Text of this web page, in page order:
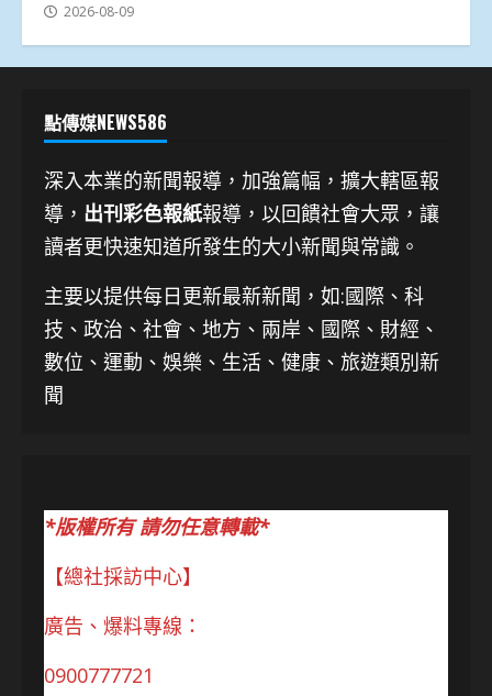
2026-08-09
點傳媒NEWS586
深入本業的新聞報導，加強篇幅，擴大轄區報
導， 出刊彩色報紙報導，以回饋社會大眾，讓
讀者更快速知道所發生的大小新聞與常識。
主要以提供每日更新最新新聞 ，如:國際、科
技、 政治、社會、地方、兩岸、國際、財經、
數位、運動、娛樂、生活、健康、旅遊類別新
聞
*版權所有 請勿任意轉載*
【總社採訪中心】
廣告、爆料專線：
0900777721